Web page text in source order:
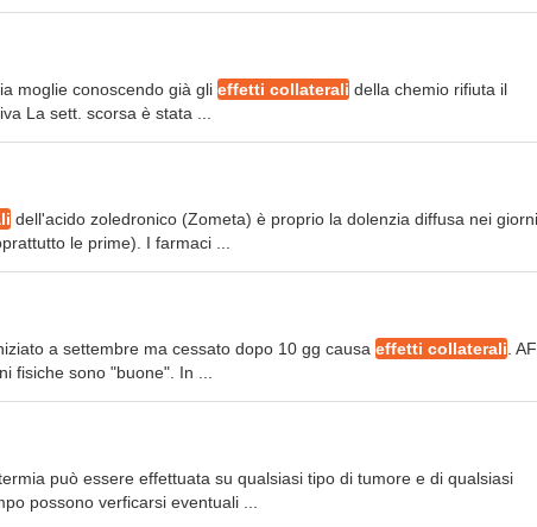
moglie conoscendo già gli effetti collaterali della chemio rifiuta il
La sett. scorsa è stata ...
dell'acido zoledronico (Zometa) è proprio la dolenzia diffusa nei giorni
le prime). I farmaci ...
a settembre ma cessato dopo 10 gg causa effetti collaterali .
fisiche sono "buone". In ...
può essere effettuata su qualsiasi tipo di tumore e di qualsiasi
possono verficarsi eventuali ...